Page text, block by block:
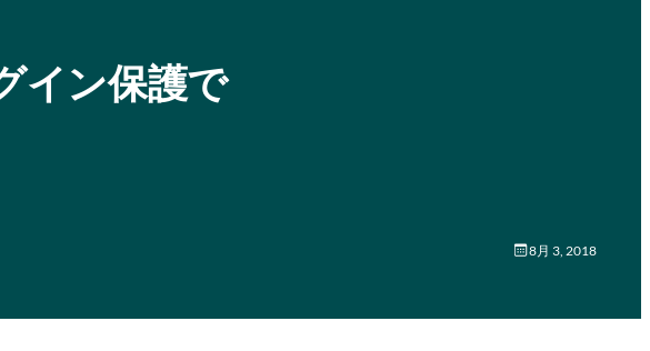
イン保護で
8月 3, 2018